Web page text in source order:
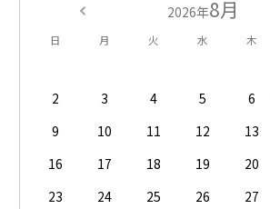
2026年8月
日 月 火 水 木
2
3 4 5 6
9
10 11 12 13
16
17 18 19 20
23
24 25 26 27